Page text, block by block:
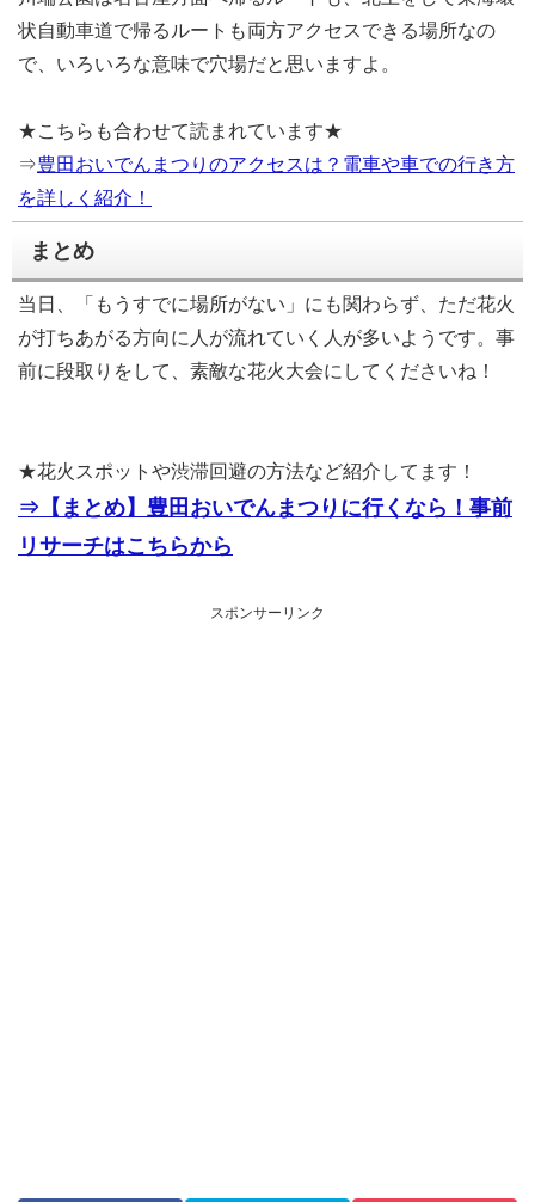
状自動車道で帰るルートも両方アクセスできる場所なの
で、いろいろな意味で穴場だと思いますよ。
★こちらも合わせて読まれています★
⇒豊田おいでんまつりのアクセスは？電車や車での行き方
を詳しく紹介！
まとめ
当日、「もうすでに場所がない」にも関わらず、ただ花火
が打ちあがる方向に人が流れていく人が多いようです。事
前に段取りをして、素敵な花火大会にしてくださいね！
★花火スポットや渋滞回避の方法など紹介してます！
⇒【まとめ】豊田おいでんまつりに行くなら！事前
リサーチはこちらから
スポンサーリンク